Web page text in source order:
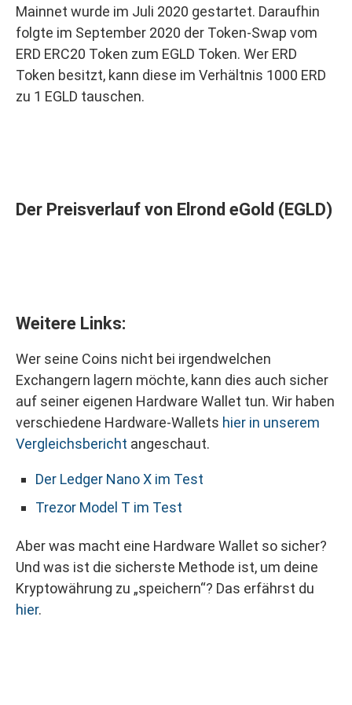
Mainnet wurde im Juli 2020 gestartet. Daraufhin
folgte im September 2020 der Token-Swap vom
ERD ERC20 Token zum EGLD Token. Wer ERD
Token besitzt, kann diese im Verhältnis 1000 ERD
zu 1 EGLD tauschen.
Der Preisverlauf von Elrond eGold (EGLD)
Weitere Links:
Wer seine Coins nicht bei irgendwelchen
Exchangern lagern möchte, kann dies auch sicher
auf seiner eigenen Hardware Wallet tun. Wir haben
verschiedene Hardware-Wallets hier in unserem
Vergleichsbericht angeschaut.
Der Ledger Nano X im Test
Trezor Model T im Test
Aber was macht eine Hardware Wallet so sicher?
Und was ist die sicherste Methode ist, um deine
Kryptowährung zu „speichern“? Das erfährst du
hier.